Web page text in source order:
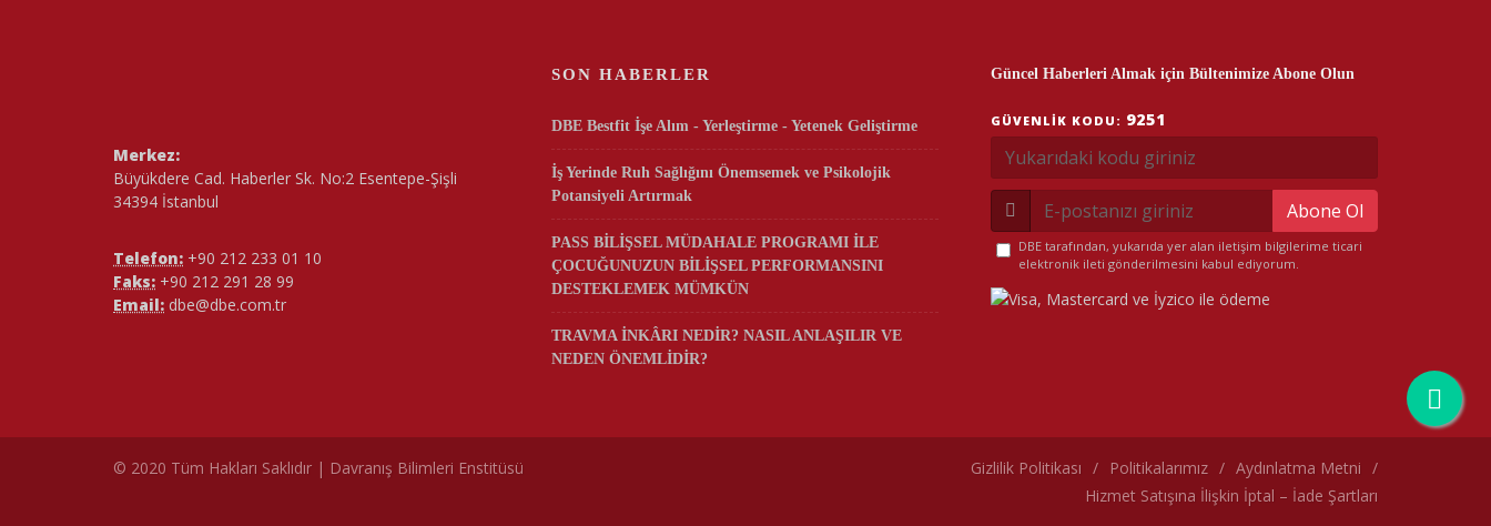
Merkez:
Büyükdere Cad. Haberler Sk. No:2 Esentepe-Şişli
34394 İstanbul
Telefon: +90 212 233 01 10
Faks: +90 212 291 28 99
Email: dbe@dbe.com.tr
SON HABERLER
DBE Bestfit İşe Alım - Yerleştirme - Yetenek Geliştirme
İş Yerinde Ruh Sağlığını Önemsemek ve Psikolojik
Potansiyeli Artırmak
PASS BİLİŞSEL MÜDAHALE PROGRAMI İLE
ÇOCUĞUNUZUN BİLİŞSEL PERFORMANSINI
DESTEKLEMEK MÜMKÜN
TRAVMA İNKÂRI NEDİR? NASIL ANLAŞILIR VE
NEDEN ÖNEMLİDİR?
Güncel Haberleri Almak için Bültenimize Abone Olun
GÜVENLIK KODU: 9251
Abone Ol
DBE tarafından, yukarıda yer alan iletişim bilgilerime ticari
elektronik ileti gönderilmesini kabul ediyorum.
© 2020 Tüm Hakları Saklıdır | Davranış Bilimleri Enstitüsü Gizlilik Politikası / Politikalarımız / Aydınlatma Metni /
Hizmet Satışına İlişkin İptal – İade Şartları